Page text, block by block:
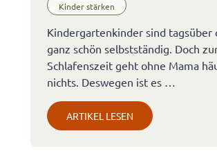
Kinder stärken
Kindergartenkinder sind tagsüber
ganz schön selbstständig. Doch
Schlafenszeit geht ohne Mama
nichts. Deswegen ist es …
ARTIKEL LESEN